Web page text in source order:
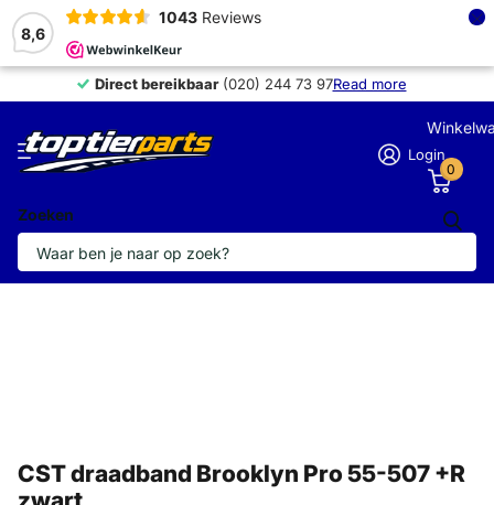
8,6
1043 Reviews ×
Direct bereikbaar(020) 244 73 97Read more
Direct bereikbaar
Zoeken
Login
0
CST draadband Brooklyn Pro 55-507 +R